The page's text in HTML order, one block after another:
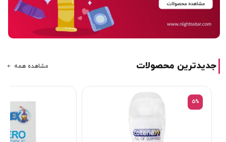
جدیدترین محصولات مشاهده همه
5%